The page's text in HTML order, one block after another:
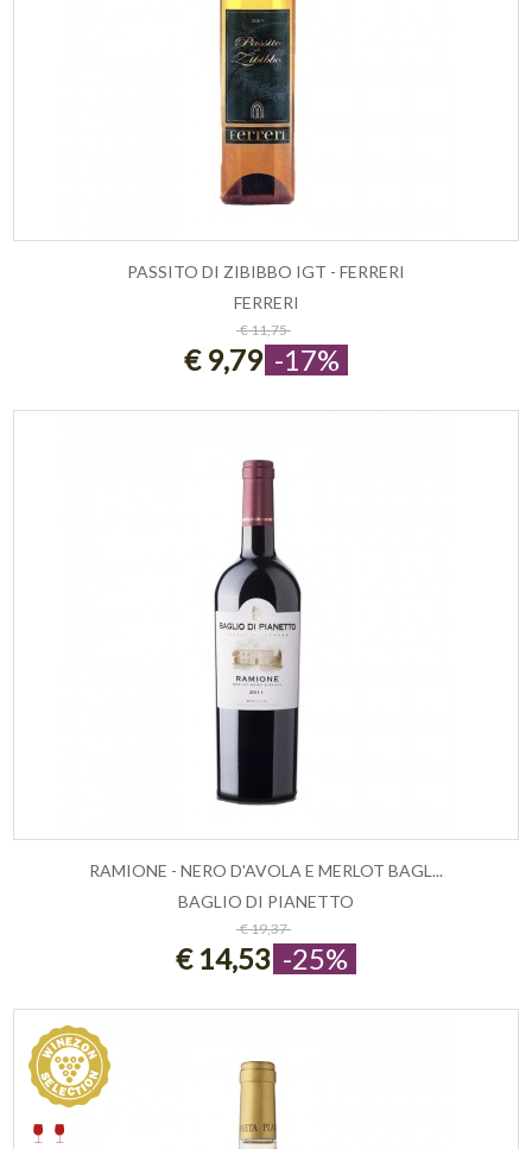
ESAURITO
PASSITO DI ZIBIBBO IGT - FERRERI
FERRERI
€ 11,75
€ 9,79 -17%
ESAURITO
RAMIONE - NERO D'AVOLA E MERLOT BAGL...
BAGLIO DI PIANETTO
€ 19,37
€ 14,53 -25%